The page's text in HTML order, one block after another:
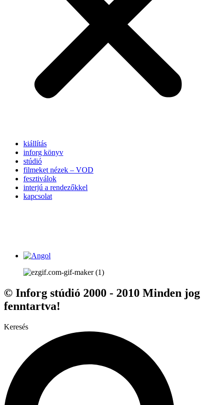
kiállítás
inforg könyv
stúdió
filmeket nézek – VOD
fesztiválok
interjú a rendezőkkel
kapcsolat
© Inforg stúdió 2000 - 2010 Minden jog
fenntartva!
Keresés